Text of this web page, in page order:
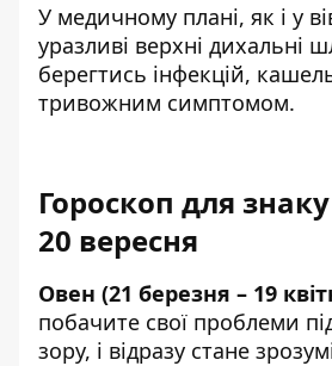
У медичному плані, як і у
уразливі верхні дихальні
берегтись інфекцій,
тривожним симптомом.
Гороскоп для
20 вересня
Овен (21 березня – 19
побачите свої проблеми
зору, і відразу стане